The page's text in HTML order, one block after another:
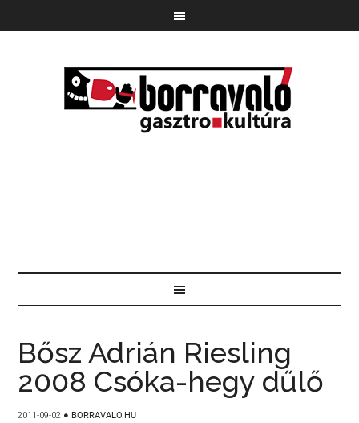
Bősz Adrián Riesling
2008 Csóka-hegy dűlő
2011-09-02 ● BORRAVALO.HU